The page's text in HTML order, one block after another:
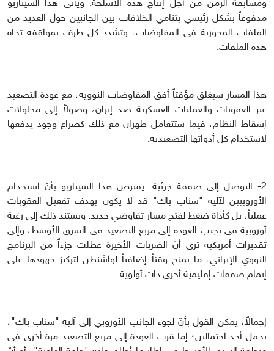
ومسابقة الزمن من أجل إنتاج هذه الأسلحة. ويأتي هذا السيناريو
مدفوعاً بشكل رئيسي بتنامي الخلافات بين الجانبين حول العديد من
الملفات المحورية في المفاوضات، وتشدد كل طرف بمواقفه تجاه
هذه الملفات.
هذا المسار سيغلق مؤقتاً أفق المفاوضات النووية، مع عودة التصعيد
عبر العقوبات والعمليات العسكرية ضد إيران، وصولاً إلى محاولات
إسقاط النظام، فيما ستتعامل طهران مع ذلك كصراع وجود يدفعها
لاستخدام كل أدواتها التصعيدية.
2- التوصل إلى صفقة جزئية: يفترض هذا السيناريو بأنّ استخدام
الأوروبيين لآلية "سناب باك" قد لا يكون بهدف تفعيل العقوبات
عملياً، بل كأداة ضغط لفتح مسار تفاوضي جديد. ويستند ذلك إلى رغبة
أوروبية في تجنب العودة إلى مربع التصعيد في الشرق الأوسط، وإلى
تقديرات أمريكية ترى أنّ الضربات الأخيرة عطلت جزءاً من البرنامج
النووي الإيراني، ما يمنح وقتاً إضافياً لواشنطن لتركيز جهودها على
إتمام صفقات إقليمية أخرى ذات أولوية.
إجمالاً، يمكن القول بأنّ لجوء الجانب الأوروبي إلى آلية "سناب باك"،
يحمل أحد احتمالين؛ إما قرب العودة إلى مربع التصعيد مرة أخرى في